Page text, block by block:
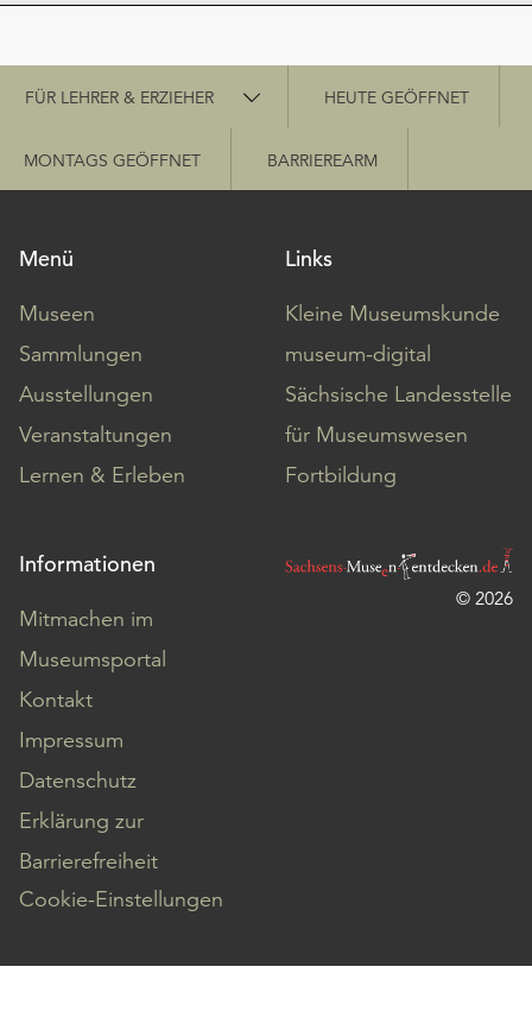
Schnellzugriff
FÜR LEHRER & ERZIEHER HEUTE GEÖFFNET
MONTAGS GEÖFFNET BARRIEREARM
Menü
Museen
Sammlungen
Ausstellungen
Veranstaltungen
Lernen & Erleben
Links
Kleine Museumskunde
museum-digital
Sächsische Landesstelle
für Museumswesen
Fortbildung
Informationen
Mitmachen im
Museumsportal
Kontakt
Impressum
Datenschutz
Erklärung zur
Barrierefreiheit
Cookie-Einstellungen
© 2026